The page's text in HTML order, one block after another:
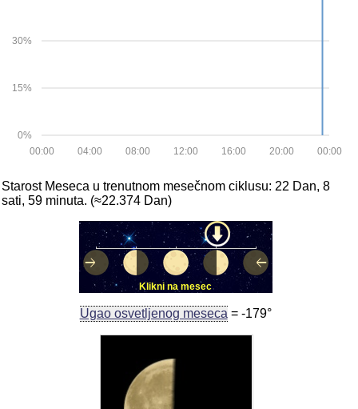
0%
15%
30%
00:00
20:00
16:00
12:00
08:00
04:00
00:00
Starost Meseca u trenutnom mesečnom ciklusu: 22 Dan, 8
sati, 59 minuta. (≈22.374 Dan)
Klikni na mesec
Ugao osvetljenog meseca = -179°